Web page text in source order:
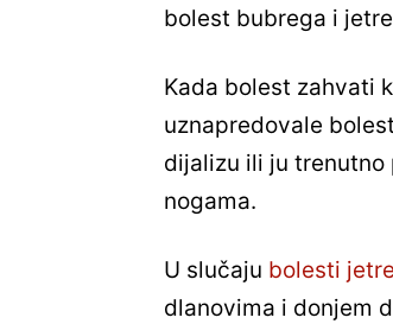
bolest bubrega i
Kada bolest zahvati
uznapredovale
dijalizu ili ju trenutno
nogama.
U slučaju bolesti jetre
dlanovima i donjem